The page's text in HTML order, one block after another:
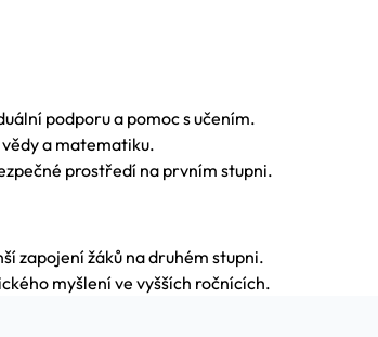
podporu a pomoc s učením.
a matematiku.
prostředí na prvním stupni.
zapojení žáků na druhém stupni.
myšlení ve vyšších ročnících.